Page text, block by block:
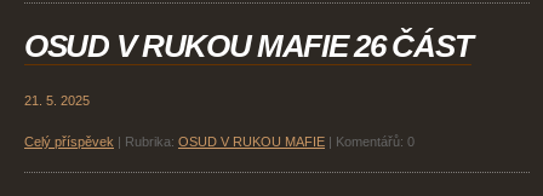
OSUD V RUKOU MAFIE 26 ČÁST
21. 5. 2025
Celý příspěvek Rubrika: OSUD V RUKOU MAFIE Komentářů: 0